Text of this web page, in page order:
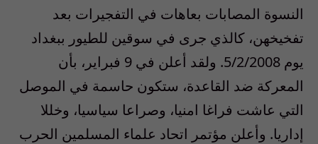
النسوة المصابات بعاهات في التفجيرات بعد
تفخيخهن، كالذي جرى في سوقين للطيور ببغداد
يوم 5/2/2008. ولقد أعلن في 9 فبراير، بأن
المعركة ضد القاعدة، ستكون حاسمة في الموصل
التي عاشت فراغا امنيا، وصراعا سياسيا، وخللا
إداريا. وأعلن مؤتمر اتحاد علماء المسلمين الحرب